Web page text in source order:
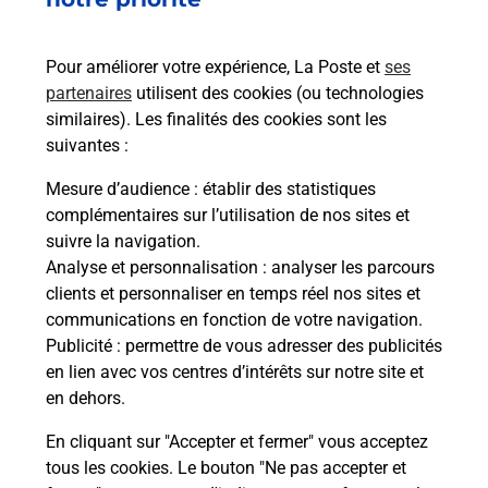
Pour améliorer votre expérience, La Poste et ses
partenaires utilisent des cookies (ou technologies
similaires). Les finalités des cookies sont les
suivantes :
Mesure d’audience : établir des statistiques
complémentaires sur l’utilisation de nos sites et
suivre la navigation.
Analyse et personnalisation : analyser les parcours
clients et personnaliser en temps réel nos sites et
communications en fonction de votre navigation.
Publicité : permettre de vous adresser des publicités
en lien avec vos centres d’intérêts sur notre site et
en dehors.
En cliquant sur "Accepter et fermer" vous acceptez
tous les cookies. Le bouton "Ne pas accepter et
emballage directement depuis un
Comment demander une
modification de livraison ?
Comment La Poste participe-t-elle
à votre sécurité au quotidien ?
Puis-je passer mon code de la route
avec La Poste et sous quelles
conditions ?